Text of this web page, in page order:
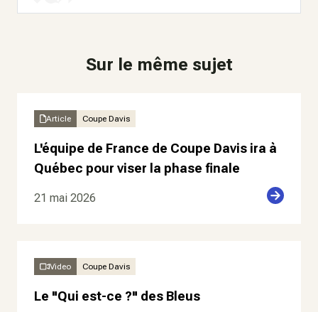
Sur le même sujet
Article Coupe Davis
L'équipe de France de Coupe Davis ira à
Québec pour viser la phase finale
21 mai 2026
Video Coupe Davis
Le "Qui est-ce ?" des Bleus